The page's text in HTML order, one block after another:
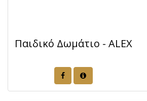
Παιδικό Δωμάτιο - ΑLEX